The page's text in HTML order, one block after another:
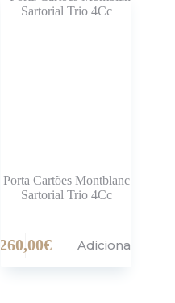
Porta Cartões Montblanc
Sartorial Trio 4Cc
260,00€ Adicionar